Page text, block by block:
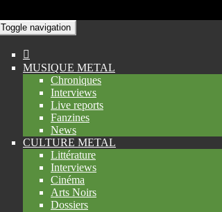
Toggle navigation
MUSIQUE METAL
Chroniques
Interviews
Live reports
Fanzines
News
CULTURE METAL
Littérature
Interviews
Cinéma
Arts Noirs
Dossiers